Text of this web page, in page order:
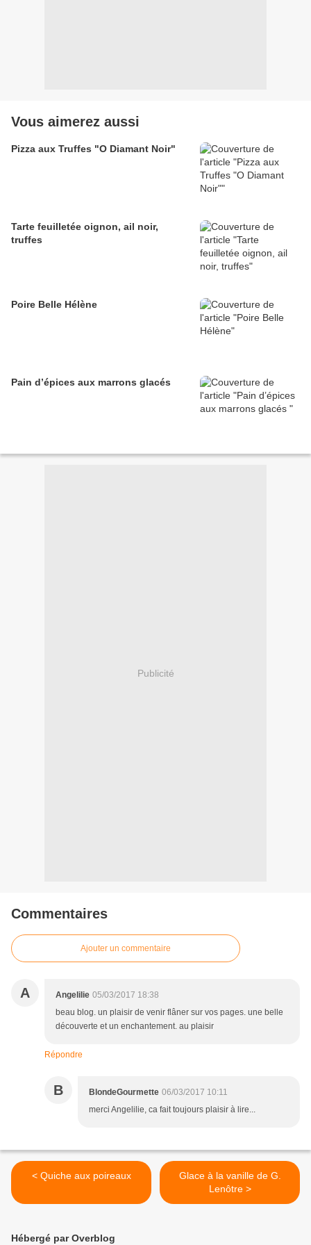
Vous aimerez aussi
Pizza aux Truffes "O Diamant Noir"
Tarte feuilletée oignon, ail noir,
truffes
Poire Belle Hélène
Pain d’épices aux marrons glacés
Publicité
Commentaires
Ajouter un commentaire
A Angelilie 05/03/2017 18:38
beau blog. un plaisir de venir flâner sur vos pages. une belle
découverte et un enchantement. au plaisir
Répondre
B BlondeGourmette 06/03/2017 10:11
merci Angelilie, ca fait toujours plaisir à lire...
< Quiche aux poireaux
Glace à la vanille de G.
Lenôtre >
Hébergé par Overblog